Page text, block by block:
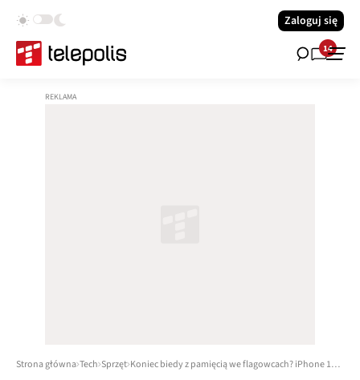
Zaloguj się
14
Strona główna Tech Sprzęt Koniec biedy z pamięcią we flagowcach? iPhone 17 Pro może namieszać